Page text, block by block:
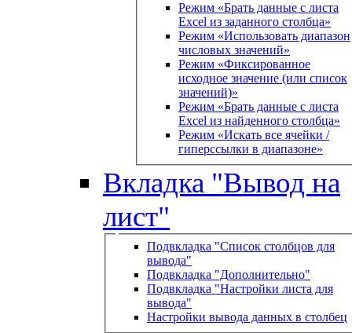
Режим «Брать данные с листа
Excel из заданного столбца»
Режим «Использовать диапазон
числовых значений»
Режим «Фиксированное
исходное значение (или список
значений)»
Режим «Брать данные с листа
Excel из найденного столбца»
Режим «Искать все ячейки /
гиперссылки в диапазоне»
Вкладка "Вывод на
лист"
Подвкладка "Список столбцов для
вывода"
Подвкладка "Дополнительно"
Подвкладка "Настройки листа для
вывода"
Настройки вывода данных в столбец